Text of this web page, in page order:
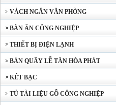
VÁCH NGĂN VĂN PHÒNG
BÀN ĂN CÔNG NGHIỆP
THIẾT BỊ ĐIỆN LẠNH
BÀN QUẦY LỄ TÂN HÒA PHÁT
KÉT BẠC
TỦ TÀI LIỆU GỖ CÔNG NGHIỆP